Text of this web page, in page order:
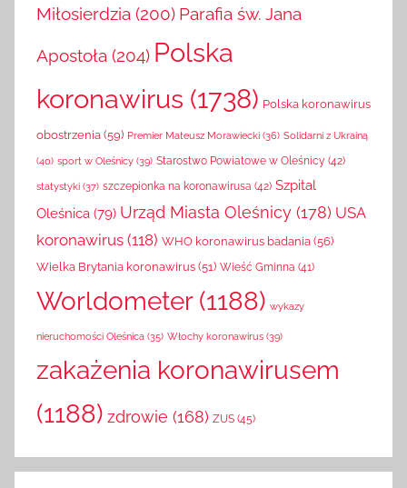
Miłosierdzia (200) Parafia św. Jana
Apostoła (204) Polska
koronawirus (1738) Polska koronawirus
obostrzenia(59) Premier Mateusz Morawiecki (36) Solidarni z Ukrainą
(40) sport w Oleśnicy (39) Starostwo Powiatowe w Oleśnicy (42)
statystyki (37) szczepionka na koronawirusa (42) Szpital
Oleśnica (79) Urząd Miasta Oleśnicy (178) USA
koronawirus (118) WHO koronawirus badania (56)
Wielka Brytania koronawirus (51) Wieść Gminna (41)
Worldometer(1188) wykazy
nieruchomości Oleśnica (35) Włochy koronawirus (39)
zakażenia koronawirusem
(1188) zdrowie (168) ZUS (45)